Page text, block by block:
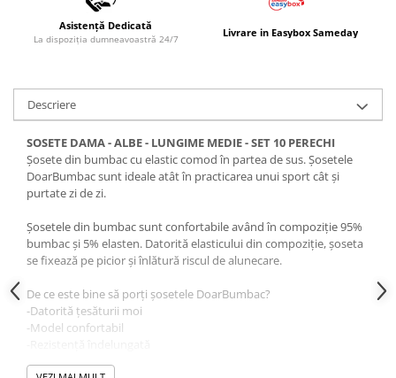
Asistență Dedicată
La dispoziția dumneavoastră 24/7
Livrare in Easybox Sameday
Descriere
SOSETE DAMA - ALBE - LUNGIME MEDIE - SET 10 PERECHI
Șosete din bumbac cu elastic comod în partea de sus. Șosetele
DoarBumbac sunt ideale atât în practicarea unui sport cât și
purtate zi de zi.
Șosetele din bumbac sunt confortabile având în compoziție 95%
bumbac și 5% elasten. Datorită elasticului din compoziție, șoseta
se fixează pe picior și înlătură riscul de alunecare.
De ce este bine să porți șosetele DoarBumbac?
-Datorită țesăturii moi
-Model confortabil
-Bună absorbție a transpirației